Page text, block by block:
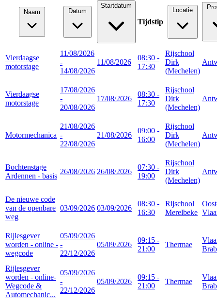
Naam Datum
Startdatum
Tijdstip
Locatie
Vierdaagse
motorstage
11/08/2026
-
14/08/2026
11/08/2026
08:30 -
17:30
Rijschool
Dirk
(Mechelen)
Vierdaagse
motorstage
17/08/2026
-
20/08/2026
17/08/2026
08:30 -
17:30
Rijschool
Dirk
(Mechelen)
Motormechanica
21/08/2026
-
22/08/2026
21/08/2026
09:00 -
16:00
Rijschool
Dirk
(Mechelen)
Bochtenstage
Ardennen - basis
26/08/2026 26/08/2026
07:30 -
19:00
Rijschool
Dirk
(Mechelen)
De nieuwe code
van de openbare
weg
03/09/2026 03/09/2026
08:30 -
16:30
Rijschool
Merelbeke
Rijlesgever
worden - online -
wegcode
05/09/2026
-
22/12/2026
05/09/2026
09:15 -
21:00
Thermae
Rijlesgever
worden - online-
Wegcode &
Automechanic...
05/09/2026
-
22/12/2026
05/09/2026
09:15 -
21:00
Thermae